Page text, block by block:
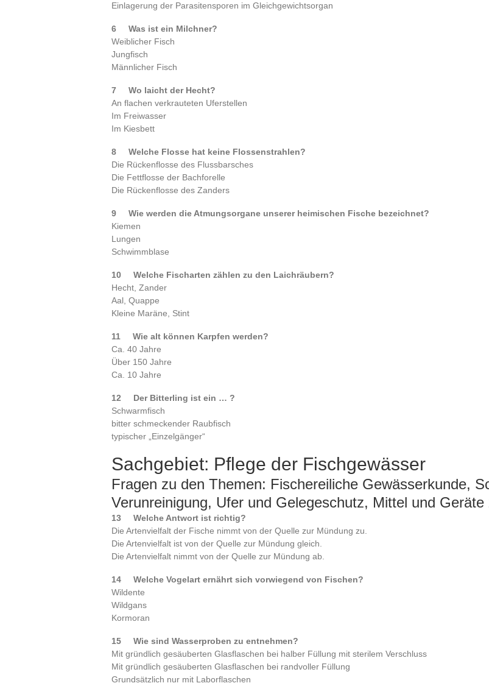
Einlagerung der Parasitensporen im Gleichgewichtsorgan
6 Was ist ein Milchner?
Weiblicher Fisch
Jungfisch
Männlicher Fisch
7 Wo laicht der Hecht?
An flachen verkrauteten Uferstellen
Im Freiwasser
Im Kiesbett
8 Welche Flosse hat keine Flossenstrahlen?
Die Rückenflosse des Flussbarsches
Die Fettflosse der Bachforelle
Die Rückenflosse des Zanders
9 Wie werden die Atmungsorgane unserer heimischen Fische bezeichnet?
Kiemen
Lungen
Schwimmblase
10 Welche Fischarten zählen zu den Laichräubern?
Hecht, Zander
Aal, Quappe
Kleine Maräne, Stint
11 Wie alt können Karpfen werden?
Ca. 40 Jahre
Über 150 Jahre
Ca. 10 Jahre
12 Der Bitterling ist ein … ?
Schwarmfisch
bitter schmeckender Raubfisch
typischer „Einzelgänger“
Sachgebiet: Pflege der Fischgewässer
Fragen zu den Themen: Fischereiliche Gewässerkunde,
Verunreinigung, Ufer und Gelegeschutz, Mittel und
13 Welche Antwort ist richtig?
Die Artenvielfalt der Fische nimmt von der Quelle zur Mündung zu.
Die Artenvielfalt ist von der Quelle zur Mündung gleich.
Die Artenvielfalt nimmt von der Quelle zur Mündung ab.
14 Welche Vogelart ernährt sich vorwiegend von Fischen?
Wildente
Wildgans
Kormoran
15 Wie sind Wasserproben zu entnehmen?
Mit gründlich gesäuberten Glasflaschen bei halber Füllung mit sterilem Verschluss
Mit gründlich gesäuberten Glasflaschen bei randvoller Füllung
Grundsätzlich nur mit Laborflaschen